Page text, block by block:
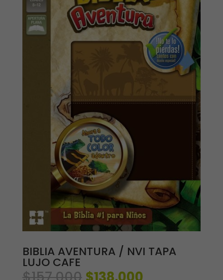
BIBLIA AVENTURA / NVI TAPA
LUJO CAFE
El El